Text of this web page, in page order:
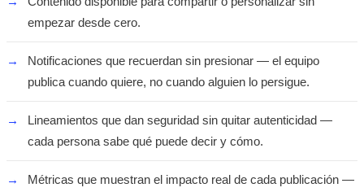
empezar desde cero.
→
Notificaciones que recuerdan sin presionar — el equipo
publica cuando quiere, no cuando alguien lo persigue.
→
Lineamientos que dan seguridad sin quitar autenticidad —
cada persona sabe qué puede decir y cómo.
→
Métricas que muestran el impacto real de cada publicación —